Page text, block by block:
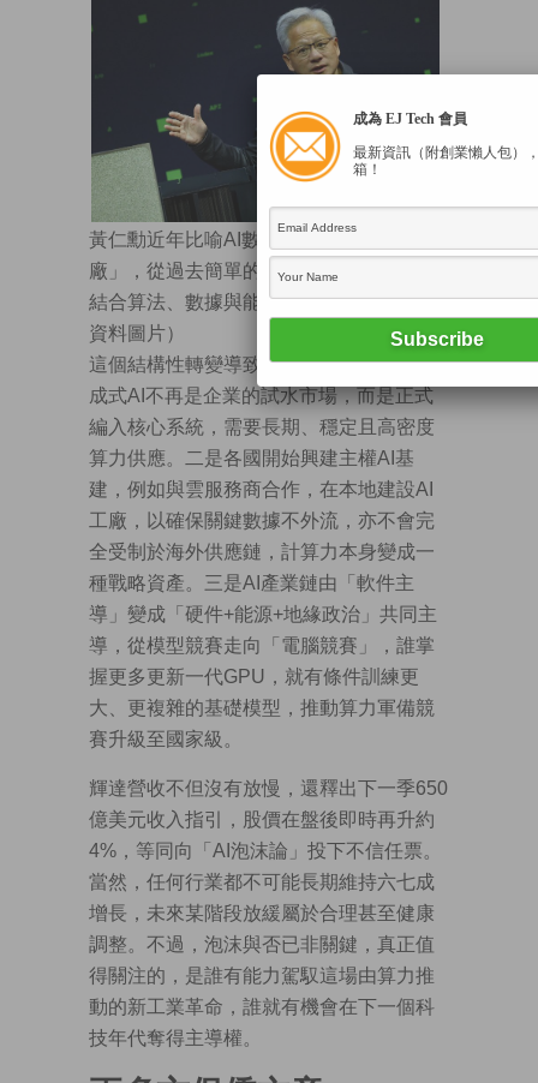
黃仁勳近年比喻AI數據中心為「AI工
廠」，從過去簡單的雲端IT搬遷，升級為
結合算法、數據與能源的生產線。（路透
資料圖片）
這個結構性轉變導致多重大影響。一是生
成式AI不再是企業的試水市場，而是正式
編入核心系統，需要長期、穩定且高密度
算力供應。二是各國開始興建主權AI基
建，例如與雲服務商合作，在本地建設AI
工廠，以確保關鍵數據不外流，亦不會完
全受制於海外供應鏈，計算力本身變成一
種戰略資產。三是AI產業鏈由「軟件主
導」變成「硬件+能源+地緣政治」共同主
導，從模型競賽走向「電腦競賽」，誰掌
握更多更新一代GPU，就有條件訓練更
大、更複雜的基礎模型，推動算力軍備競
賽升級至國家級。
輝達營收不但沒有放慢，還釋出下一季650
億美元收入指引，股價在盤後即時再升約
4%，等同向「AI泡沫論」投下不信任票。
當然，任何行業都不可能長期維持六七成
增長，未來某階段放緩屬於合理甚至健康
調整。不過，泡沫與否已非關鍵，真正值
得關注的，是誰有能力駕馭這場由算力推
動的新工業革命，誰就有機會在下一個科
技年代奪得主導權。
成為 EJ Tech 會員
最新資訊（附創業懶人包）
箱！